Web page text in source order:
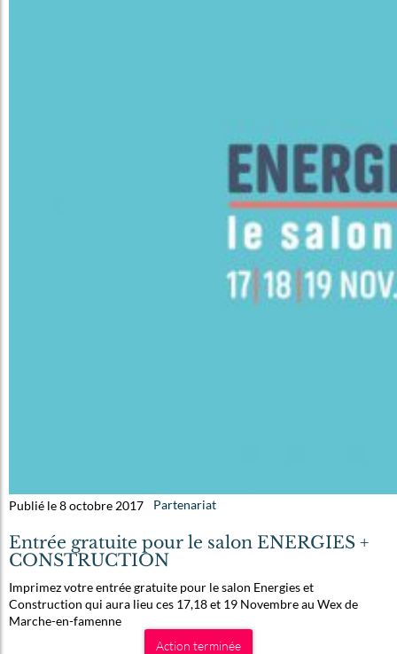
Publié le 8 octobre 2017 Partenariat
Entrée gratuite pour le salon ENERGIES +
CONSTRUCTION
Imprimez votre entrée gratuite pour le salon Energies et
Construction qui aura lieu ces 17,18 et 19 Novembre au Wex de
Marche-en-famenne
Action terminée